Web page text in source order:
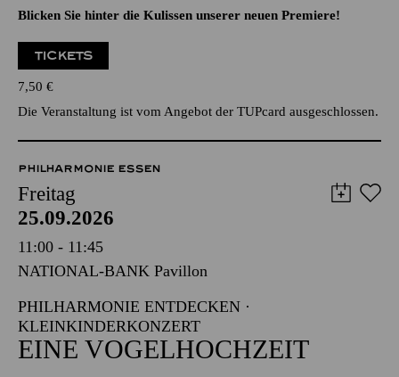
Blicken Sie hinter die Kulissen unserer neuen Premiere!
TICKETS
7,50 €
Die Veranstaltung ist vom Angebot der TUPcard ausgeschlossen.
PHILHARMONIE ESSEN
Freitag
25.09.2026
11:00 - 11:45
NATIONAL-BANK Pavillon
PHILHARMONIE ENTDECKEN ·
KLEINKINDERKONZERT
EINE VOGELHOCHZEIT